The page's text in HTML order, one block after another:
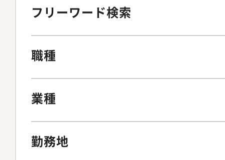
フリーワード検索
職種
業種
勤務地